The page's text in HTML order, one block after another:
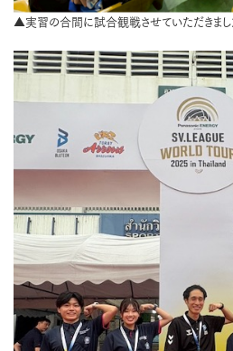
▲実習の合間に試合観戦させていただきまし